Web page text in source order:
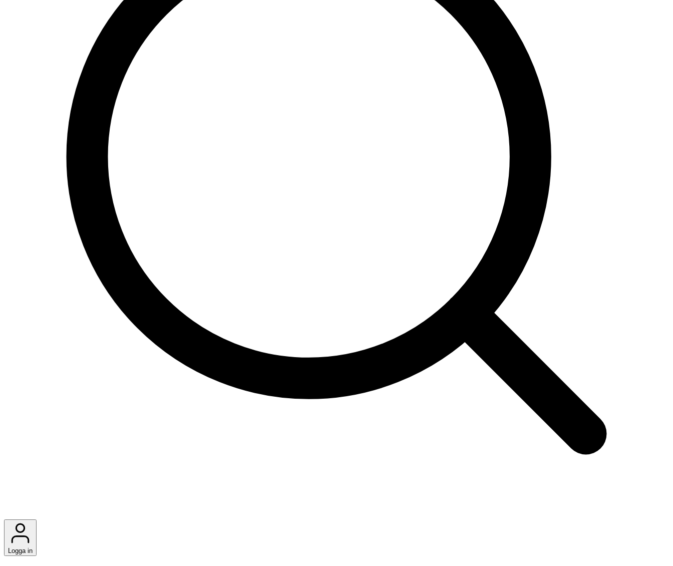
Logga in